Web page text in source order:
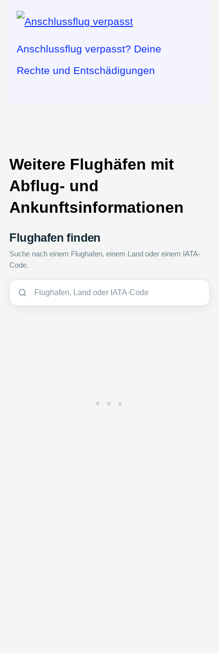
Anschlussflug verpasst? Deine
Rechte und Entschädigungen
Weitere Flughäfen mit
Abflug- und
Ankunftsinformationen
Flughafen finden
Suche nach einem Flughafen, einem Land oder einem IATA-
Code.